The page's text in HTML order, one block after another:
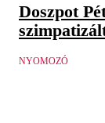
Doszpot
NYOMOZÓ